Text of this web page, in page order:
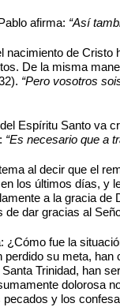
afirma: “Así
nacimiento de
De la misma
“Pero vosotros
Espíritu Santo va
“Es necesario que a
al decir que el
los últimos días, y
a la gracia
dar gracias al
¿Cómo fue la
perdido su meta,
Trinidad, han
dolorosa
y los